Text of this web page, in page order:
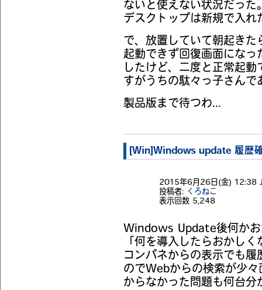
ないと使えない状況だった
デスクトップは新規で入れ
で、放置していて朝起き
起動できず回復画面になっ
したけど、二度と正常起
すがうちの駄々っ子さんで
製品版まで待つわ...
[Win]Windows update 履歴
2015年6月26日(金) 12:38
投稿者:
くろねこ
表示回数 5,248
Windows Update後何かお
「何を導入したらおかし
コンパネからの表示でも
のでWebからの検索が少
からなかった問題も何台